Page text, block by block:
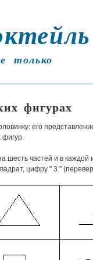
только
фигурах
его
фигур.
шесть частей и в
цифру " 3 "